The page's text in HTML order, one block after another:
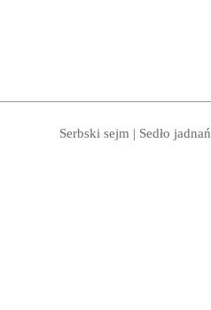
Serbski sejm | Sedło